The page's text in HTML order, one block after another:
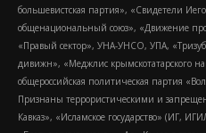
большевистская партия», «Свидетели
общенациональный союз», «Движение
«Правый сектор», УНА-УНСО, УПА,
дивижн», «Меджлис крымскотатарского
общероссийская политическая партия
Признаны террористическими и
Кавказ», «Исламское государство» (ИГ,